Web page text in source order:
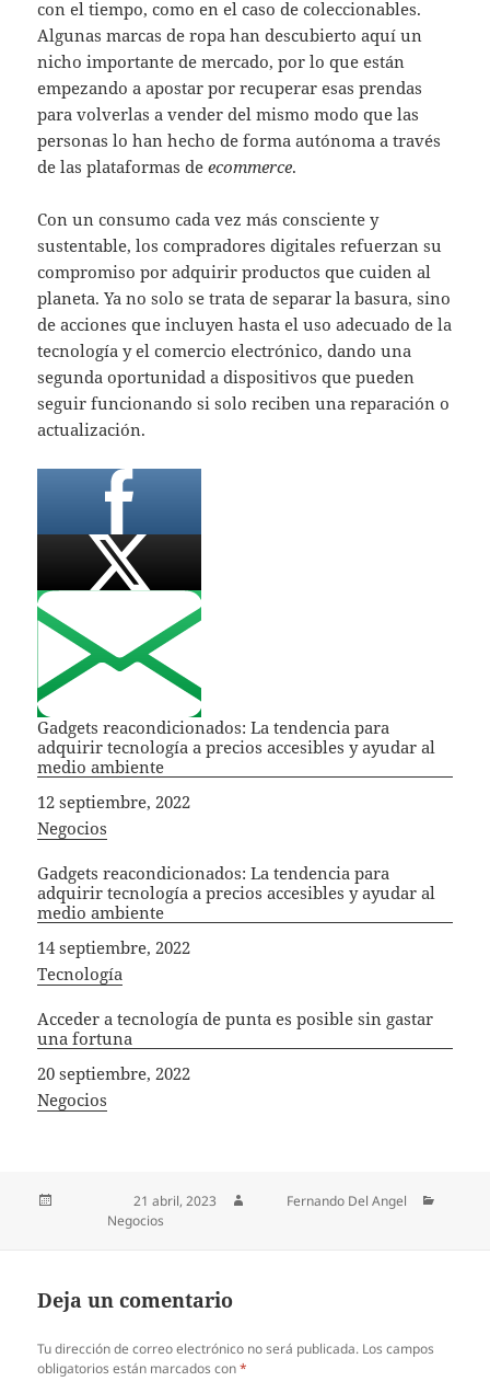
con el tiempo, como en el caso de coleccionables.
Algunas marcas de ropa han descubierto aquí un
nicho importante de mercado, por lo que están
empezando a apostar por recuperar esas prendas
para volverlas a vender del mismo modo que las
personas lo han hecho de forma autónoma a través
de las plataformas deecommerce.
Con un consumo cada vez más consciente y
sustentable, los compradores digitales refuerzan su
compromiso por adquirir productos que cuiden al
planeta. Ya no solo se trata de separar la basura, sino
de acciones que incluyen hasta el uso adecuado de la
tecnología y el comercio electrónico, dando una
segunda oportunidad a dispositivos que pueden
seguir funcionando si solo reciben una reparación o
actualización.
Gadgets reacondicionados: La tendencia para
adquirir tecnología a precios accesibles y ayudar al
medio ambiente
Fecha
12 septiembre, 2022
In relation to
Negocios
Gadgets reacondicionados: La tendencia para
adquirir tecnología a precios accesibles y ayudar al
medio ambiente
Fecha
14 septiembre, 2022
In relation to
Tecnología
Acceder a tecnología de punta es posible sin gastar
una fortuna
Fecha
20 septiembre, 2022
In relation to
Negocios
Publicado el21 abril, 2023
Fernando Del Angel
Negocios
Deja un comentario
Tu dirección de correo electrónico no será publicada. Los campos
obligatorios están marcados con*